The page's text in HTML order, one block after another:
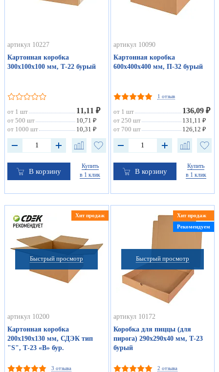
артикул 10227
Картонная коробка
300х100х100 мм, Т-22 бурый
от 1 шт 11,11 ₽
от 500 шт
10,71 ₽
от 1000 шт
10,31 ₽
В корзину
Купить
в 1 клик
артикул 10090
Картонная коробка
600х400х400 мм, П-32 бурый
1 отзыв
от 1 шт 136,09 ₽
от 250 шт
131,11 ₽
от 700 шт
126,12 ₽
В корзину
Купить
в 1 клик
Быстрый просмотр
Хит продаж
артикул 10200
Картонная коробка
200х190х130 мм, СДЭК тип
"S", Т-23 «В» бур.
3 отзыва
Быстрый просмотр
Хит продаж
Рекомендуем
артикул 10172
Коробка для пиццы (для
пирога) 290х290х40 мм, Т-23
бурый
2 отзыва